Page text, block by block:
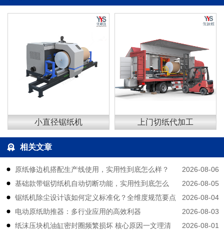
小直径锯纸机 上门切纸代加工
相关文章
2026-08-06
原纸修边机搭配生产线使用，实用性到底怎么样？
2026-08-05
基础款带锯切纸机自动切断功能，实用性到底怎么
样？
2026-08-04
锯纸机除尘设计该如何定义标准化？全维度规范要点
拆解
2026-08-03
电动原纸助推器：多行业应用的高效利器
2026-08-01
纸沫压块机油缸密封圈频繁损坏 核心原因一文理清